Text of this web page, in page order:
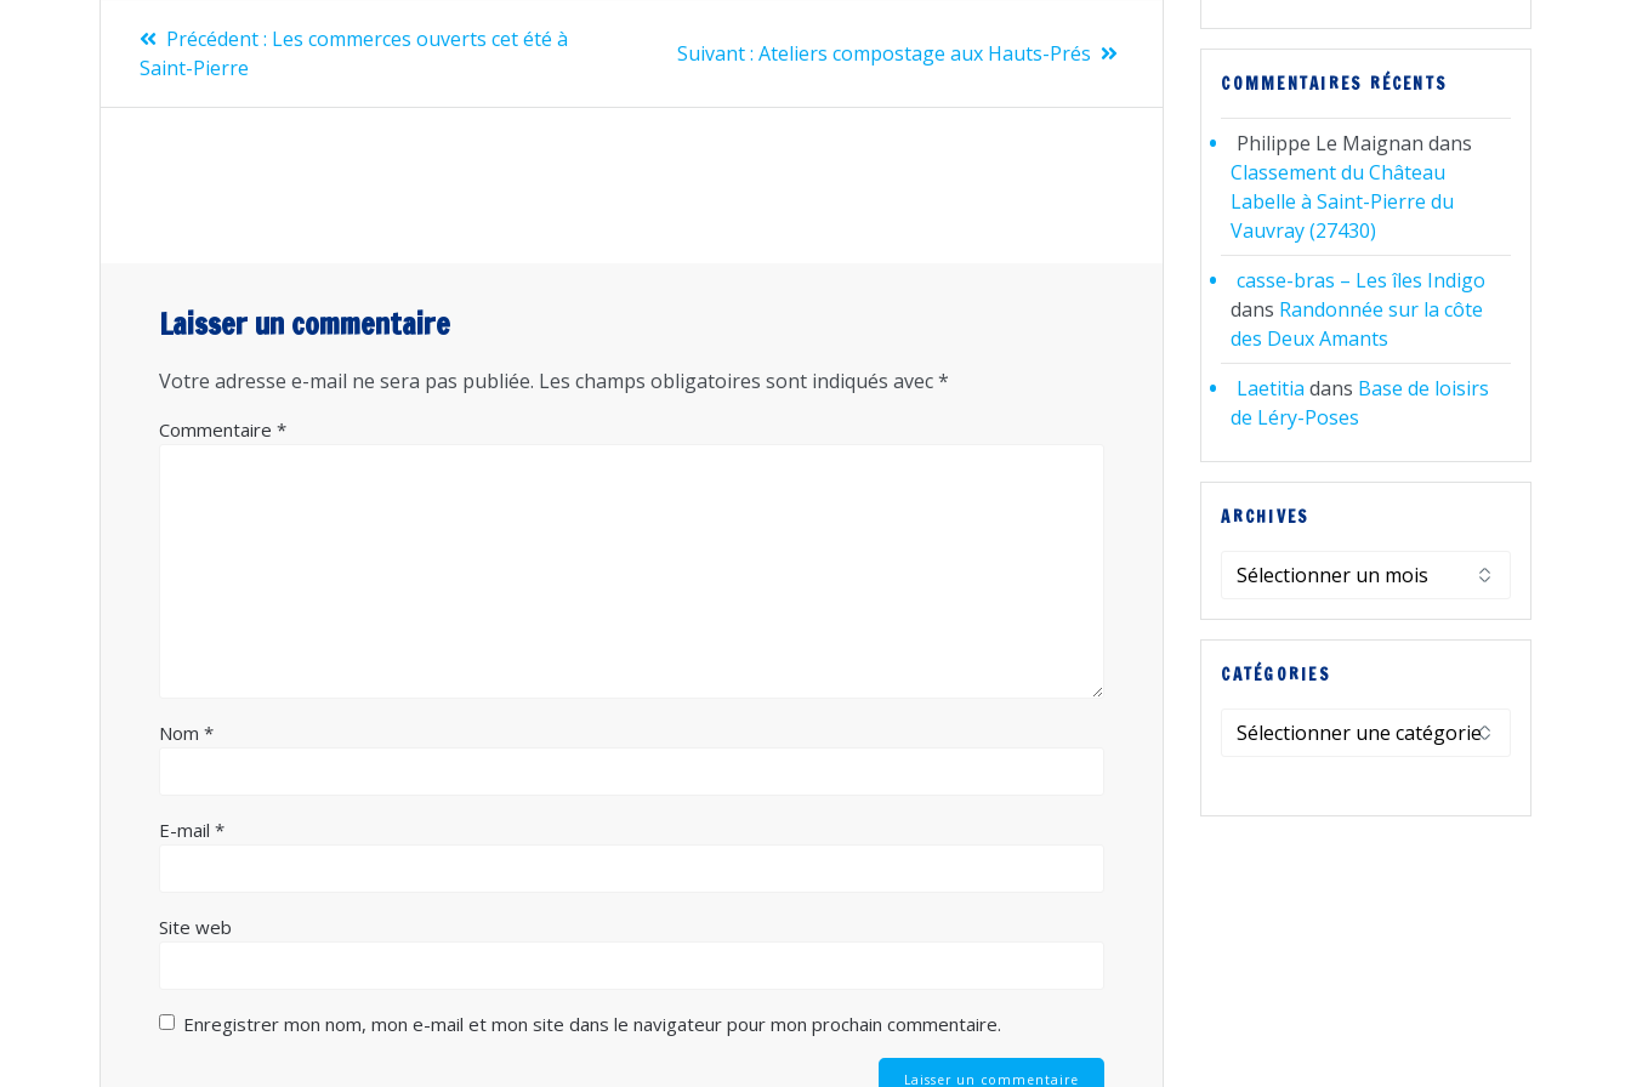
Navigation
l’article
Précédent : Article
Les commerces ouverts cet été à
Saint-Pierre
Suivant : Article
:
Ateliers compostage aux Hauts-Prés
Laisser un commentaire
Votre adresse e-mail ne sera pas publiée. Les champs obligatoires sont indiqués avec*
Commentaire*
Nom*
E-mail*
Site web
Enregistrer mon nom, mon e-mail et mon site dans le navigateur pour mon prochain commentaire.
COMMENTAIRES RÉCENTS
Philippe Le Maignan dans
Classement du Château
Labelle à Saint-Pierre du
Vauvray (27430)
casse-bras – Les îles Indigo
dans Randonnée sur la côte
des Deux Amants
Laetitia dans Base de loisirs
de Léry-Poses
ARCHIVES
Archives
CATÉGORIES
Catégories